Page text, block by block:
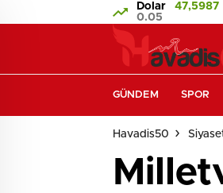
Dolar 47,5987
0.05
GÜNDEM SPOR
Havadis50